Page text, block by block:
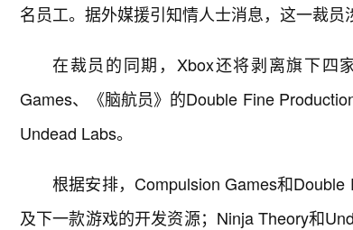
名员工。据外媒援引知情人士消息，这一裁员
在裁员的同期，Xbox还将剥离旗下四
Games、《脑航员》的Double Fine
Undead Labs。
根据安排，Compulsion Games和
及下一款游戏的开发资源；Ninja Theory和